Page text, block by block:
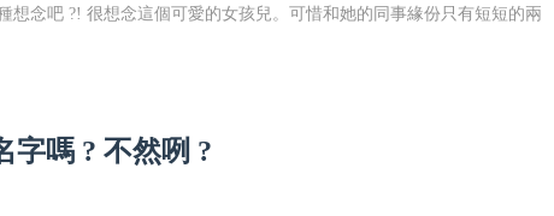
想念吧 ?! 很想念這個可愛的女孩兒。可惜和她的同事緣份只有短短的兩
字嗎 ? 不然咧 ?